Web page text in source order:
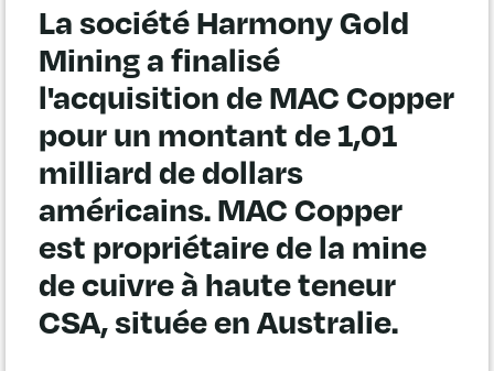
La société Harmony Gold
Mining a finalisé
l'acquisition de MAC Copper
pour un montant de 1,01
milliard de dollars
américains. MAC Copper
est propriétaire de la mine
de cuivre à haute teneur
CSA, située en Australie.